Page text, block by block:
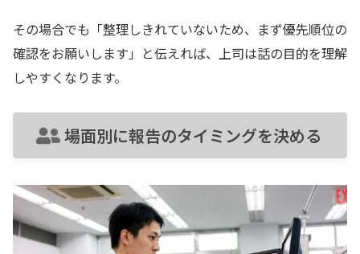
その場合でも「整理しきれていないため、まず優先順位の
確認をお願いします」と伝えれば、上司は話の目的を理解
しやすくなります。
場面別に報告のタイミングを決める